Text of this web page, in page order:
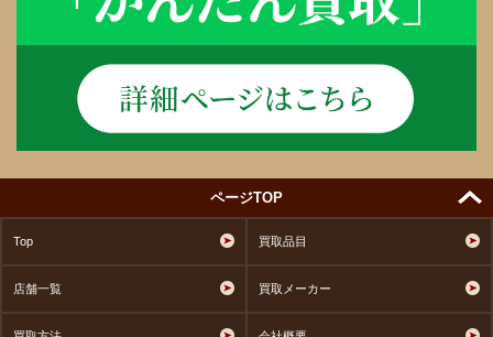
ページTOP
Top 買取品目
店舗一覧 買取メーカー